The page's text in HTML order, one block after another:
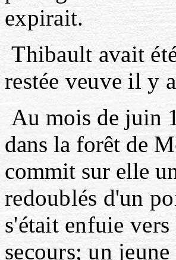
expirait.
Thibault avait
restée veuve il y
Au mois de juin
dans la forêt de
commit sur elle
redoublés d'un
s'était enfuie
secours; un